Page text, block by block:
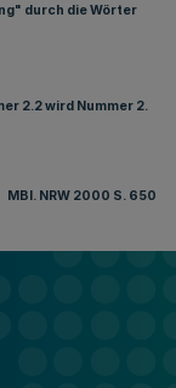
durch die Wörter
2.2 wird Nummer 2.
MBl. NRW 2000 S. 650